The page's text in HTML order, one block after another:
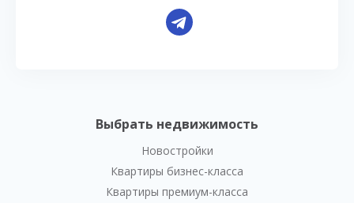
Выбрать недвижимость
Новостройки
Квартиры бизнес-класса
Квартиры премиум-класса